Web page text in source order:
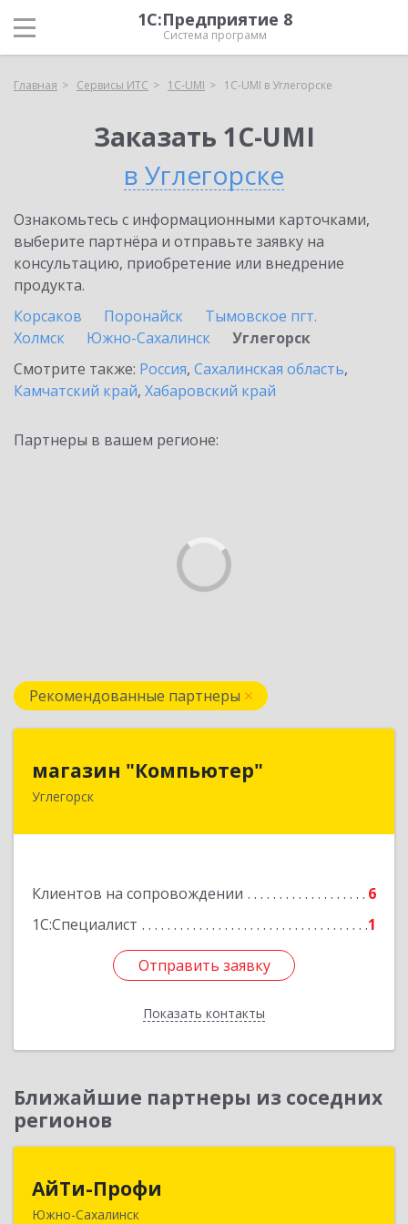
1С:Предприятие 8
Система программ
Главная Сервисы ИТС 1C-UMI 1C-UMI в Углегорске
Заказать 1C-UMI
в Углегорске
Ознакомьтесь с информационными карточками,
выберите партнёра и отправьте заявку на
консультацию, приобретение или внедрение
продукта.
Корсаков
Поронайск
Тымовское пгт.
Холмск
Южно-Сахалинск
Углегорск
Смотрите также: Россия, Сахалинская область,
Камчатский край, Хабаровский край
Партнеры в вашем регионе:
Рекомендованные партнеры
магазин "Компьютер"
Углегорск
Клиентов на сопровождении
6
1С:Специалист
1
Отправить заявку
Показать контакты
694920, Сахалинская обл, Углегорский р-н,
Отправить заявку
Назад
Ближайшие партнеры из соседних
регионов
АйТи-Профи
Южно-Сахалинск693023, Сахалинская обл, город Южно-